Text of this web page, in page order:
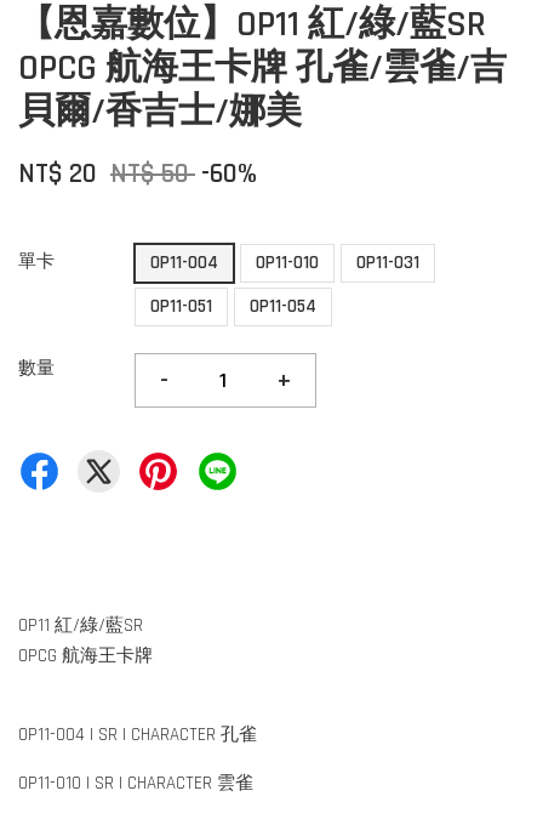
【恩嘉數位】OP11 紅/綠/藍SR
OPCG 航海王卡牌 孔雀/雲雀/吉
貝爾/香吉士/娜美
NT$ 20 NT$ 50 -60%
單卡 OP11-004 OP11-010
OP11-031
OP11-051
OP11-054
數量 - +
OP11 紅/綠/藍SR
OPCG 航海王卡牌
OP11-004 | SR | CHARACTER 孔雀
OP11-010 | SR | CHARACTER 雲雀